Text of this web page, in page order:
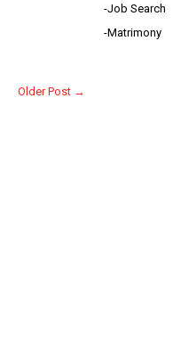
Older Post →
-Job Search
-Matrimony